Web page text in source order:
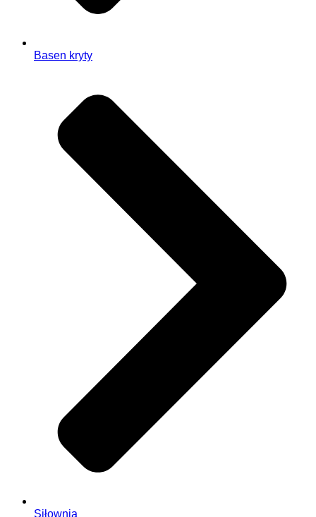
Basen kryty
Siłownia